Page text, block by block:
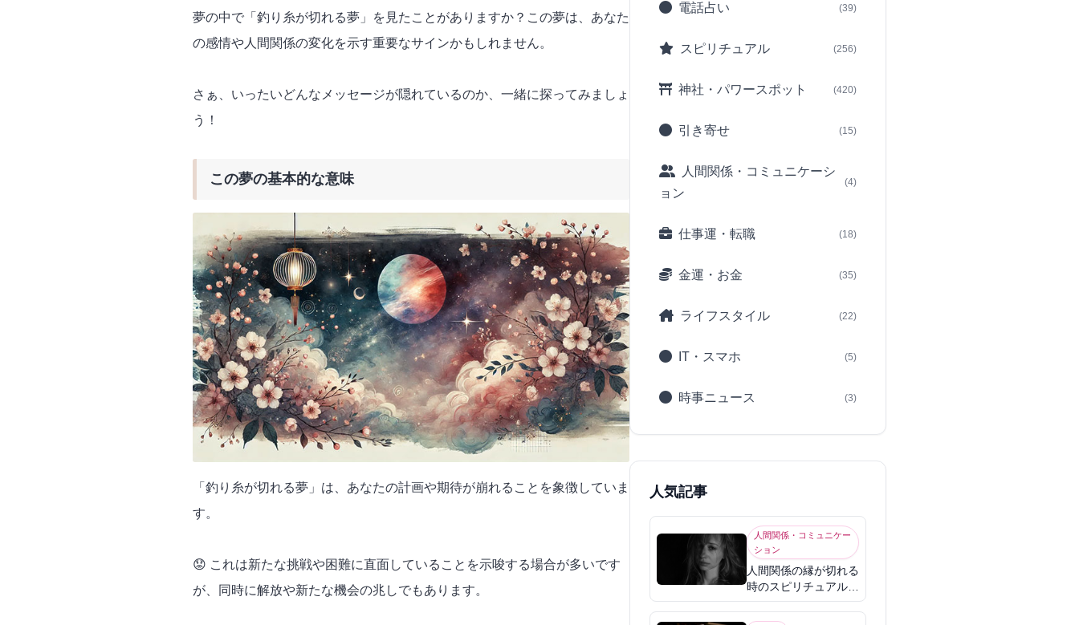
夢の中で「釣り糸が切れる夢」を見たことがありますか？この夢は、あなた
の感情や人間関係の変化を示す重要なサインかもしれません。
さぁ、いったいどんなメッセージが隠れているのか、一緒に探ってみましょ
う！
この夢の基本的な意味
「釣り糸が切れる夢」は、あなたの計画や期待が崩れることを象徴していま
す。
😟 これは新たな挑戦や困難に直面していることを示唆する場合が多いです
が、同時に解放や新たな機会の兆しでもあります。
電話占い (39)
スピリチュアル (256)
神社・パワースポット (420)
引き寄せ (15)
人間関係・コミュニケーシ
ョン
(4)
仕事運・転職 (18)
金運・お金 (35)
ライフスタイル (22)
IT・スマホ (5)
時事ニュース (3)
人気記事
人間関係・コミュニケー
ション
人間関係の縁が切れる
時のスピリチュアル意
味